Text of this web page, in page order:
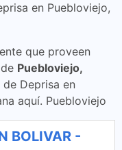
en Puebloviejo,
que proveen
Puebloviejo,
Deprisa en
aquí. Puebloviejo
BOLIVAR -